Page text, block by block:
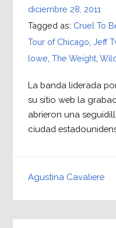
diciembre 28, 2011
Tagged as: Cruel To
Tour of Chicago Jeff
lowe The Weight,
La banda liderada
su sitio web la
abrieron una
ciudad
Agustina Cavaliere